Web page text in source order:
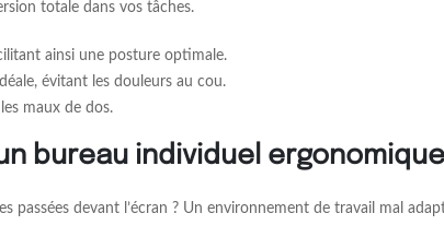
totale dans vos tâches.
ainsi une posture optimale.
évitant les douleurs au cou.
maux de dos.
bureau individuel ergonomique
passées devant l’écran ? Un environnement de travail mal